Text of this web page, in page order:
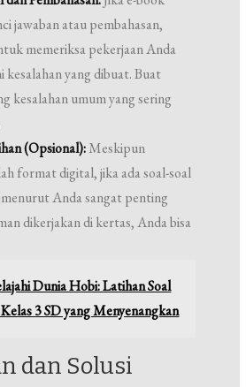
jawaban atau pembahasan,
memeriksa pekerjaan Anda
kesalahan yang dibuat. Buat
kesalahan umum yang sering
(Opsional):Meskipun
format digital, jika ada soal-soal
Anda sangat penting
dikerjakan di kertas, Anda bisa
Dunia Hobi: Latihan Soal
3 SD yang Menyenangkan
dan Solusi